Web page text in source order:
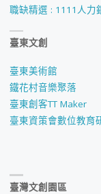
職缺精選 : 1111人力
臺東文創
臺東美術館
鐵花村音樂聚落
臺東創客TT Maker
臺東資策會數位教育
臺灣文創園區